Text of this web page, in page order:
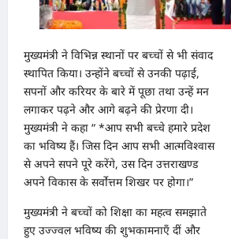
मुख्यमंत्री ने विभिन्न स्थानों पर बच्चों से भी संवाद
स्थापित किया। उन्होंने बच्चों से उनकी पढ़ाई,
सपनों और करियर के बारे में पूछा तथा उन्हें मन
लगाकर पढ़ने और आगे बढ़ने की प्रेरणा दी।
मुख्यमंत्री ने कहा “ *आप सभी बच्चे हमारे प्रदेश
का भविष्य हैं। जिस दिन आप सभी आत्मविश्वास
से अपने सपने पूरे करेंगे, उस दिन उत्तराखण्ड
अपने विकास के सर्वोत्तम शिखर पर होगा।”
मुख्यमंत्री ने बच्चों को शिक्षा का महत्व समझाते
हुए उज्ज्वल भविष्य की शुभकामनाएँ दीं और